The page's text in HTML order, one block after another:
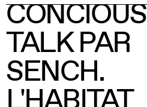
CONCIOUS
TALK PAR
SENCH.